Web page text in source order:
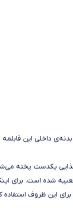
بدنه‌ی داخلی این قابلمه
مواد غذایی یکدست پخته
شده است. برای
این ظروف استفاده